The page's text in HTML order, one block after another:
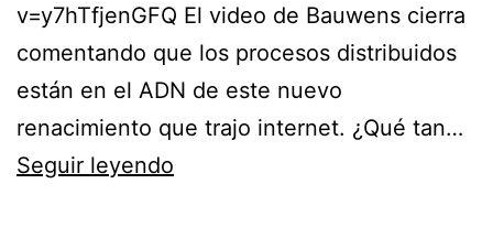
v=y7hTfjenGFQ El video de Bauwens cierra
comentando que los procesos distribuidos
están en el ADN de este nuevo
renacimiento que trajo internet. ¿Qué tan…
Seguir leyendo